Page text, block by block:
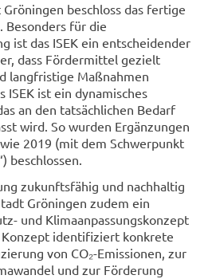
beschloss das fertige
Besonders für die
ist das ISEK ein entscheidender
dass Fördermittel gezielt
langfristige Maßnahmen
ISEK ist ein dynamisches
an den tatsächlichen Bedarf
wird. So wurden Ergänzungen
2019 (mit dem Schwerpunkt
beschlossen.
zukunftsfähig und nachhaltig
Gröningen zudem ein
und Klimaanpassungskonzept
Konzept identifiziert konkrete
von CO₂-Emissionen, zur
und zur Förderung